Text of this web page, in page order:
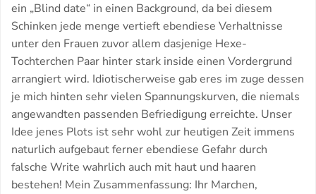
ein „Blind date“ in einen Background, da bei diesem
Schinken jede menge vertieft ebendiese Verhaltnisse
unter den Frauen zuvor allem dasjenige Hexe-
Tochterchen Paar hinter stark inside einen Vordergrund
arrangiert wird. Idiotischerweise gab eres im zuge dessen
je mich hinten sehr vielen Spannungskurven, die niemals
angewandten passenden Befriedigung erreichte. Unser
Idee jenes Plots ist sehr wohl zur heutigen Zeit immens
naturlich aufgebaut ferner ebendiese Gefahr durch
falsche Write wahrlich auch mit haut und haaren
bestehen! Mein Zusammenfassung: Ihr Marchen,